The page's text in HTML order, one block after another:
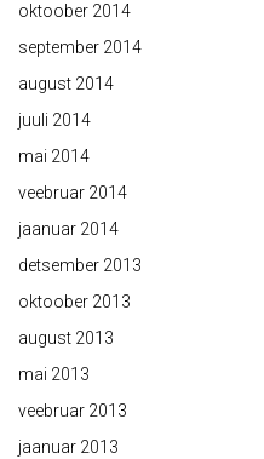
oktoober 2014
september 2014
august 2014
juuli 2014
mai 2014
veebruar 2014
jaanuar 2014
detsember 2013
oktoober 2013
august 2013
mai 2013
veebruar 2013
jaanuar 2013